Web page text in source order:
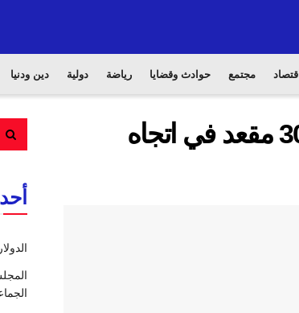
اقتصاد مجتمع حوادث وقضايا رياضة دولية دين ودنيا
عرض جوي إضافي يتسع لحوالي 3000 مقعد في اتجاه
الدولار